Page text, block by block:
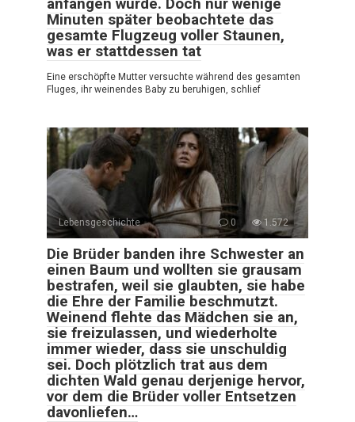
Minuten später beobachtete das
gesamte Flugzeug voller Staunen,
was er stattdessen tat
Eine erschöpfte Mutter versuchte während des gesamten
Fluges, ihr weinendes Baby zu beruhigen, schlief
Lebensgeschichte 0 1.572
Die Brüder banden ihre Schwester an
einen Baum und wollten sie grausam
bestrafen, weil sie glaubten, sie habe
die Ehre der Familie beschmutzt.
Weinend flehte das Mädchen sie an,
sie freizulassen, und wiederholte
immer wieder, dass sie unschuldig
sei. Doch plötzlich trat aus dem
dichten Wald genau derjenige hervor,
vor dem die Brüder voller Entsetzen
davonliefen…